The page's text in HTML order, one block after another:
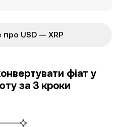
USD — XRP
фіат у
за 3 кроки